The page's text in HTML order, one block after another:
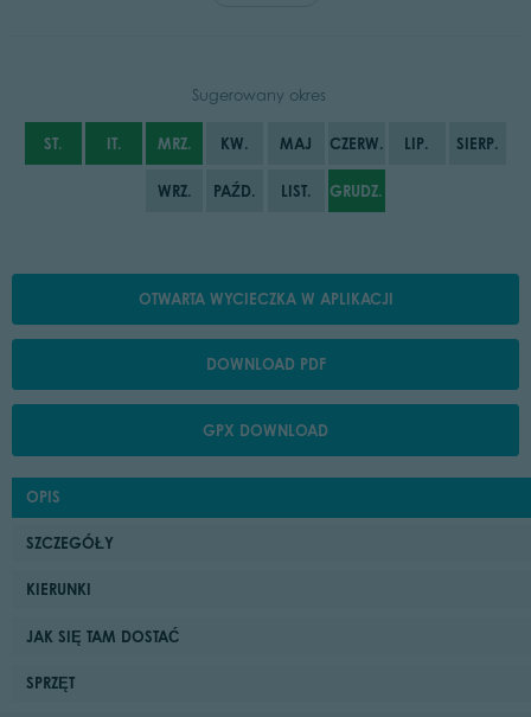
Sugerowany okres
ST. IT. MRZ. KW. MAJ CZERW. LIP. SIERP.
WRZ. PAŹD. LIST. GRUDZ.
OTWARTA WYCIECZKA W APLIKACJI
DOWNLOAD PDF
GPX DOWNLOAD
OPIS
SZCZEGÓŁY
KIERUNKI
JAK SIĘ TAM DOSTAĆ
SPRZĘT